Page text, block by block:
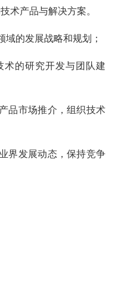
术产品与解决方案。
域的发展战略和规划；
术的研究开发与团队建
品市场推介，组织技术
界发展动态，保持竞争